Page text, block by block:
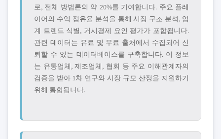
로, 전체 방법론의 약 20%를 기여합니다. 주요 플레
이어의 수익 점유율 분석을 통해 시장 구조 분석, 업
계 트렌드 식별, 거시경제 요인 평가가 포함됩니다.
관련 데이터는 유료 및 무료 출처에서 수집되어 신
뢰할 수 있는 데이터베이스를 구축합니다. 이 정보
는 유통업체, 제조업체, 협회 등 주요 이해관계자의
검증을 받아 1차 연구와 시장 규모 산정을 지원하기
위해 통합됩니다.